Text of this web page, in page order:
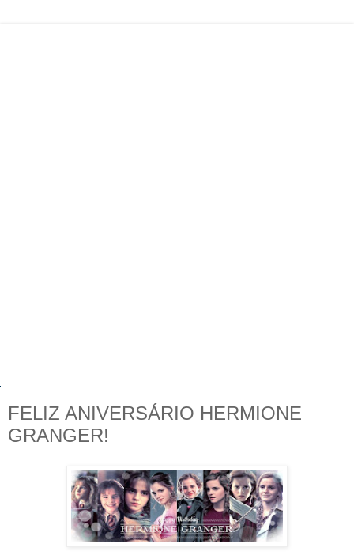
FELIZ ANIVERSÁRIO HERMIONE
GRANGER!